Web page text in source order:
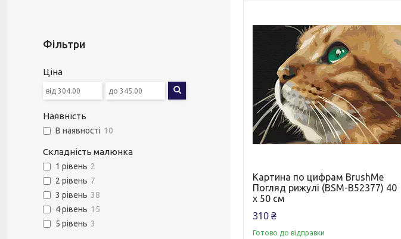
Картина по цифрам BrushMe
Погляд рижулі (BSM-B52377) 40
х 50 см
310 ₴
Готово до відправки
Фільтри
Ціна
Наявність
В наявності 10
Складність малюнка
1 рівень 2
2 рівень 7
3 рівень 38
4 рівень 15
5 рівень 3